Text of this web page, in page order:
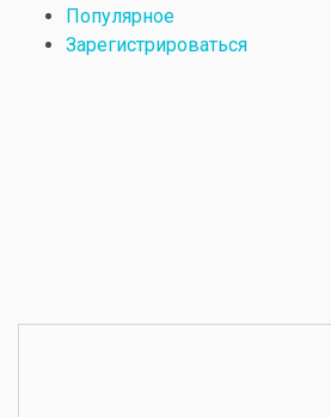
Популярное
Зарегистрироваться